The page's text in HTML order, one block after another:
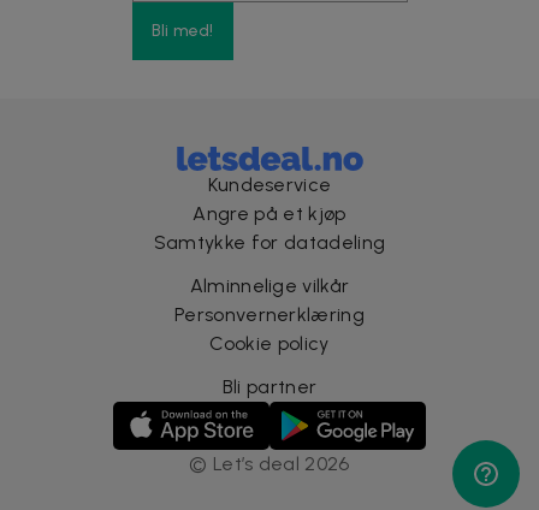
Bli med!
Kundeservice
Angre på et kjøp
Samtykke for datadeling
Alminnelige vilkår
Personvernerklæring
Cookie policy
Bli partner
© Let’s deal 2026